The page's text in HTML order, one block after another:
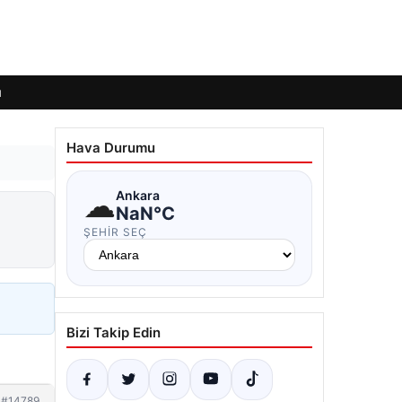
Hava Durumu
☁Ankara
NaN°C
ŞEHIR SEÇ
Bizi Takip Edin